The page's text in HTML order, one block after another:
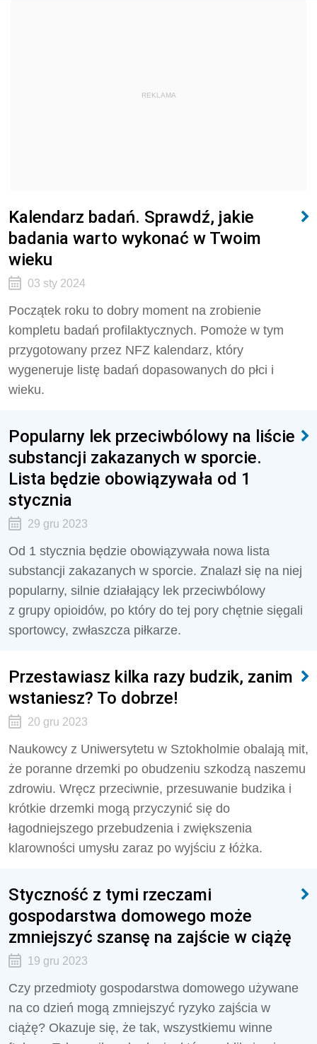
REKLAMA
Kalendarz badań. Sprawdź, jakie
badania warto wykonać w Twoim
wieku
03 sty 2024
Początek roku to dobry moment na zrobienie
kompletu badań profilaktycznych. Pomoże w tym
przygotowany przez NFZ kalendarz, który
wygeneruje listę badań dopasowanych do płci i
wieku.
Popularny lek przeciwbólowy na liście
substancji zakazanych w sporcie.
Lista będzie obowiązywała od 1
stycznia
29 gru 2023
Od 1 stycznia będzie obowiązywała nowa lista
substancji zakazanych w sporcie. Znalazł się na niej
popularny, silnie działający lek przeciwbólowy
z grupy opioidów, po który do tej pory chętnie sięgali
sportowcy, zwłaszcza piłkarze.
Przestawiasz kilka razy budzik, zanim
wstaniesz? To dobrze!
20 gru 2023
Naukowcy z Uniwersytetu w Sztokholmie obalają mit,
że poranne drzemki po obudzeniu szkodzą naszemu
zdrowiu. Wręcz przeciwnie, przesuwanie budzika i
krótkie drzemki mogą przyczynić się do
łagodniejszego przebudzenia i zwiększenia
klarowności umysłu zaraz po wyjściu z łóżka.
Styczność z tymi rzeczami
gospodarstwa domowego może
zmniejszyć szansę na zajście w ciążę
19 gru 2023
Czy przedmioty gospodarstwa domowego używane
na co dzień mogą zmniejszyć ryzyko zajścia w
ciążę? Okazuje się, że tak, wszystkiemu winne